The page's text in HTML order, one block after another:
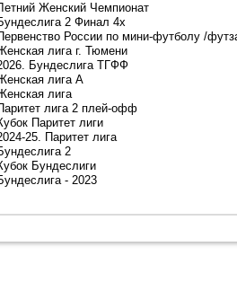
Женский Чемпионат
2 Финал 4х
России по мини-футболу /
лига г. Тюмени
Бундеслига ТГФФ
лига А
лига
лига 2 плей-офф
Паритет лиги
25. Паритет лига
2
Бундеслиги
- 2023